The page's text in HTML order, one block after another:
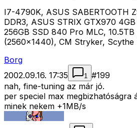
I7-4790K, ASUS SABERTOOTH
DDR3, ASUS STRIX GTX970
256GB SSD 840 Pro MLC, 10.5TB
(2560x1440), CM Stryker, Scythe
Borg
2002.09.16. 17:35
1 #199
nah, fine-tuning az már jó.
per speciel max megbizhatóságra
minek nekem +1MB/s